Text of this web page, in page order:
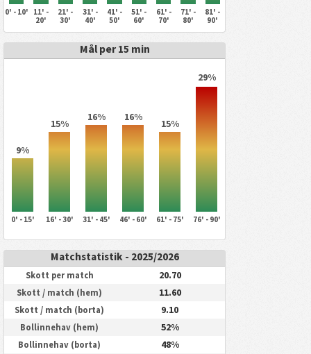
0' - 10'
11' -
20'
21' -
30'
31' -
40'
41' -
50'
51' -
60'
61' -
70'
71' -
80'
81' -
90'
Mål per 15 min
9%
15%
16% 16%
15%
29%
0' - 15' 16' - 30' 31' - 45' 46' - 60' 61' - 75' 76' - 90'
Matchstatistik - 2025/2026
Skott per match 20.70
Skott / match (hem) 11.60
Skott / match (borta) 9.10
Bollinnehav (hem) 52%
Bollinnehav (borta) 48%